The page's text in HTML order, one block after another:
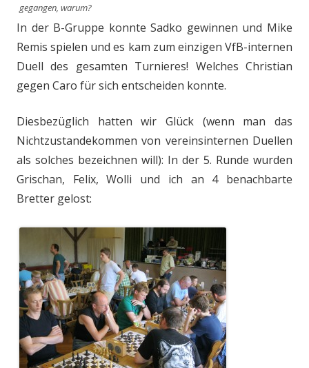
gegangen, warum?
In der B-Gruppe konnte Sadko gewinnen und Mike
Remis spielen und es kam zum einzigen VfB-internen
Duell des gesamten Turnieres! Welches Christian
gegen Caro für sich entscheiden konnte.
Diesbezüglich hatten wir Glück (wenn man das
Nichtzustandekommen von vereinsinternen Duellen
als solches bezeichnen will): In der 5. Runde wurden
Grischan, Felix, Wolli und ich an 4 benachbarte
Bretter gelost: